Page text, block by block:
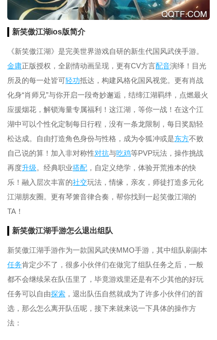
新笑傲江湖ios版简介
《新笑傲江湖》是完美世界游戏自研的新生代国风武侠手游。
金庸正版授权，全剧情动画呈现，更有CV方言配音演绎！目光
所及的每一处皆可轻功抵达，构建风格化国风视觉。更有肖战
化身“肖师兄”与你开启一段奇妙邂逅，结缔江湖羁绊，点燃最火
应援烟花，解锁海量专属福利！这江湖，等你一战！在这个江
湖中可以个性化定制每日行程，没有一条龙限制，每日奖励轻
松达成。自由打造角色身份与性格，成为令狐冲或是东方不败
自己说的算！加入非对称性对抗与吃鸡等PVP玩法，操作挑战
再度升级。经典职业搭配 ，自定义绝学，体验开荒推本的快
乐！融入层次丰富的社交玩法，情缘，亲友，师徒打造多元化
江湖朋友圈。更有琴箫音律合奏，帮你找到一起笑傲江湖的
TA！
新笑傲江湖手游怎么退出组队
新笑傲江湖手游作为一款国风武侠MMO手游，其中组队刷副本
任务肯定少不了，很多小伙伴们在做完了组队任务之后，一般
都不会继续呆在队伍里了，毕竟游戏里还是有不少其他的好玩
任务可以自由探索 ，退出队伍自然就成为了许多小伙伴们的首
选，那么怎么离开队伍呢，接下来就来说一下具体的操作方
法：